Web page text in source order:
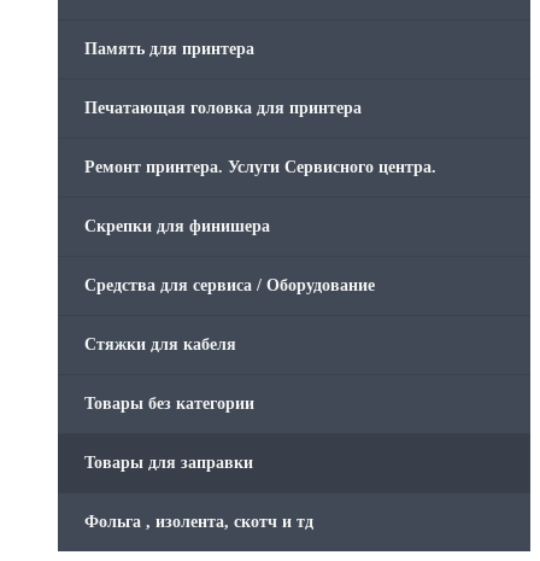
Память для принтера
Печатающая головка для принтера
Ремонт принтера. Услуги Сервисного центра.
Скрепки для финишера
Средства для сервиса / Оборудование
Стяжки для кабеля
Товары без категории
Товары для заправки
Фольга , изолента, скотч и тд